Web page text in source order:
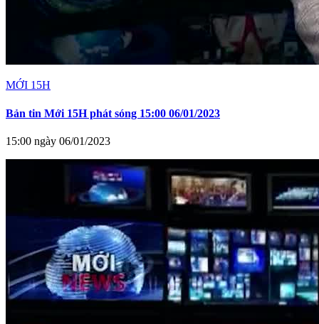
MỚI 15H
Bản tin Mới 15H phát sóng 15:00 06/01/2023
15:00 ngày 06/01/2023